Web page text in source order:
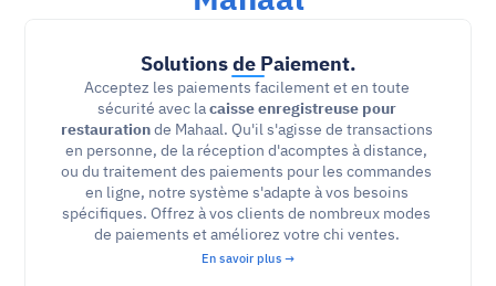
Solutions de Paiement.
Acceptez les paiements facilement et en toute
sécurité avec la caisse enregistreuse pour
restauration de Mahaal. Qu'il s'agisse de transactions
en personne, de la réception d'acomptes à distance,
ou du traitement des paiements pour les commandes
en ligne, notre système s'adapte à vos besoins
spécifiques. Offrez à vos clients de nombreux modes
de paiements et améliorez votre chi ventes.
En savoir plus →